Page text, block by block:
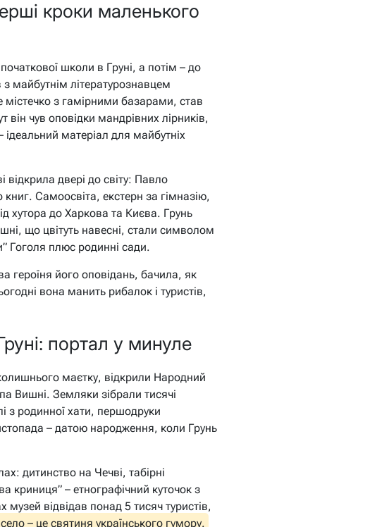
кроки маленького
школи в Груні, а потім – до
майбутнім літературознавцем
з гамірними базарами, став
чув оповідки мандрівних лірників,
ідеальний матеріал для майбутніх
двері до світу: Павло
Самоосвіта, екстерн за гімназію,
хутора до Харкова та Києва. Грунь
що цвітуть навесні, стали символом
Гоголя плюс родинні сади.
героїня його оповідань, бачила, як
вона манить рибалок і туристів,
портал у минуле
маєтку, відкрили Народний
Вишні. Земляки зібрали тисячі
з родинної хати, першодруки
– датою народження, коли Грунь
дитинство на Чечві, табірні
криниця” – етнографічний куточок з
відвідав понад 5 тисяч туристів,
– це святиня українського гумору.